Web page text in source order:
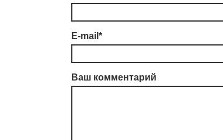
E-mail *
Ваш комментарий